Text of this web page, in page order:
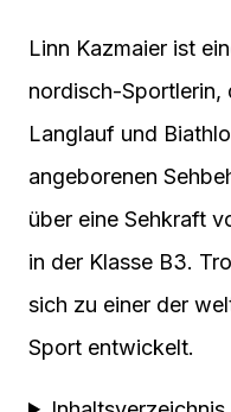
Linn Kazmaier ist
nordisch-Sportlerin,
Langlauf und
angeborenen
über eine Sehkraft
in der Klasse B3.
sich zu einer der
Sport entwickelt.